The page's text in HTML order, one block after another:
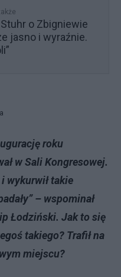
o Zbigniewie
jasno i wyraźnie.
roku
w Sali Kongresowej.
i wykurwił takie
– wspominał
Łodziński. Jak to się
takiego? Trafił na
miejscu?